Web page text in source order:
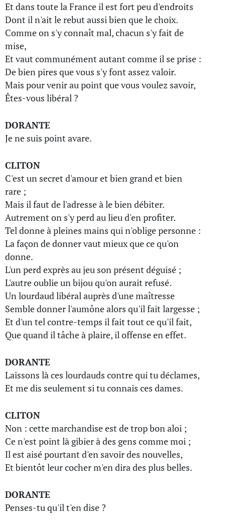
Et dans toute la France il est fort peu d'endroits
Dont il n'ait le rebut aussi bien que le choix.
Comme on s'y connaît mal, chacun s'y fait de
mise,
Et vaut communément autant comme il se prise :
De bien pires que vous s'y font assez valoir.
Mais pour venir au point que vous voulez savoir,
Êtes-vous libéral ?
DORANTE
Je ne suis point avare.
CLITON
C'est un secret d'amour et bien grand et bien
rare ;
Mais il faut de l'adresse à le bien débiter.
Autrement on s'y perd au lieu d'en profiter.
Tel donne à pleines mains qui n'oblige personne :
La façon de donner vaut mieux que ce qu'on
donne.
L'un perd exprès au jeu son présent déguisé ;
L'autre oublie un bijou qu'on aurait refusé.
Un lourdaud libéral auprès d'une maîtresse
Semble donner l'aumône alors qu'il fait largesse ;
Et d'un tel contre-temps il fait tout ce qu'il fait,
Que quand il tâche à plaire, il offense en effet.
DORANTE
Laissons là ces lourdauds contre qui tu déclames,
Et me dis seulement si tu connais ces dames.
CLITON
Non : cette marchandise est de trop bon aloi ;
Ce n'est point là gibier à des gens comme moi ;
Il est aisé pourtant d'en savoir des nouvelles,
Et bientôt leur cocher m'en dira des plus belles.
DORANTE
Penses-tu qu'il t'en dise ?